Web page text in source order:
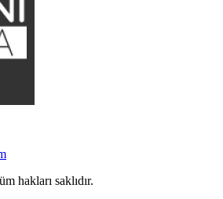
hakları saklıdır.